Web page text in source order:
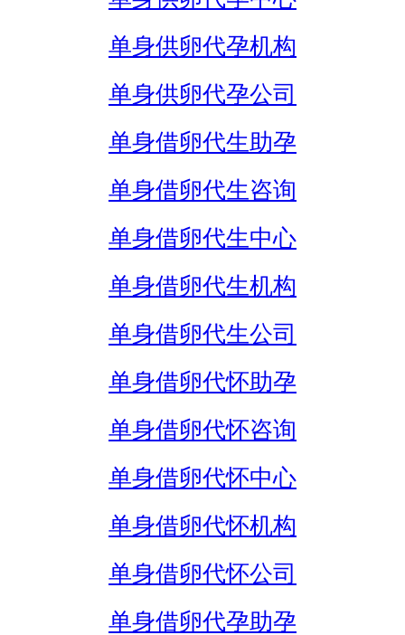
单身供卵代孕机构
单身供卵代孕公司
单身借卵代生助孕
单身借卵代生咨询
单身借卵代生中心
单身借卵代生机构
单身借卵代生公司
单身借卵代怀助孕
单身借卵代怀咨询
单身借卵代怀中心
单身借卵代怀机构
单身借卵代怀公司
单身借卵代孕助孕